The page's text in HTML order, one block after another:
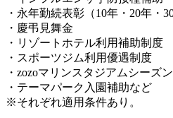
・永年勤続表彰（10年・20年・30
・慶弔見舞金
・リゾートホテル利用補助制度
・スポーツジム利用優遇制度
・zozoマリンスタジアムシーズ
・テーマパーク入園補助など
※それぞれ適用条件あり。